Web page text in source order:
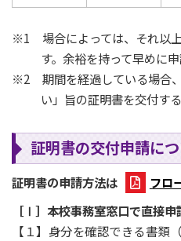
※1 場合によっては、それ以
す。余裕を持って早めに
※2 期間を経過している場合
い」旨の証明書を交付す
証明書の交付申請に
証明書の申請方法は フロ
［Ⅰ］本校事務室窓口で直接
【１】身分を確認できる書類